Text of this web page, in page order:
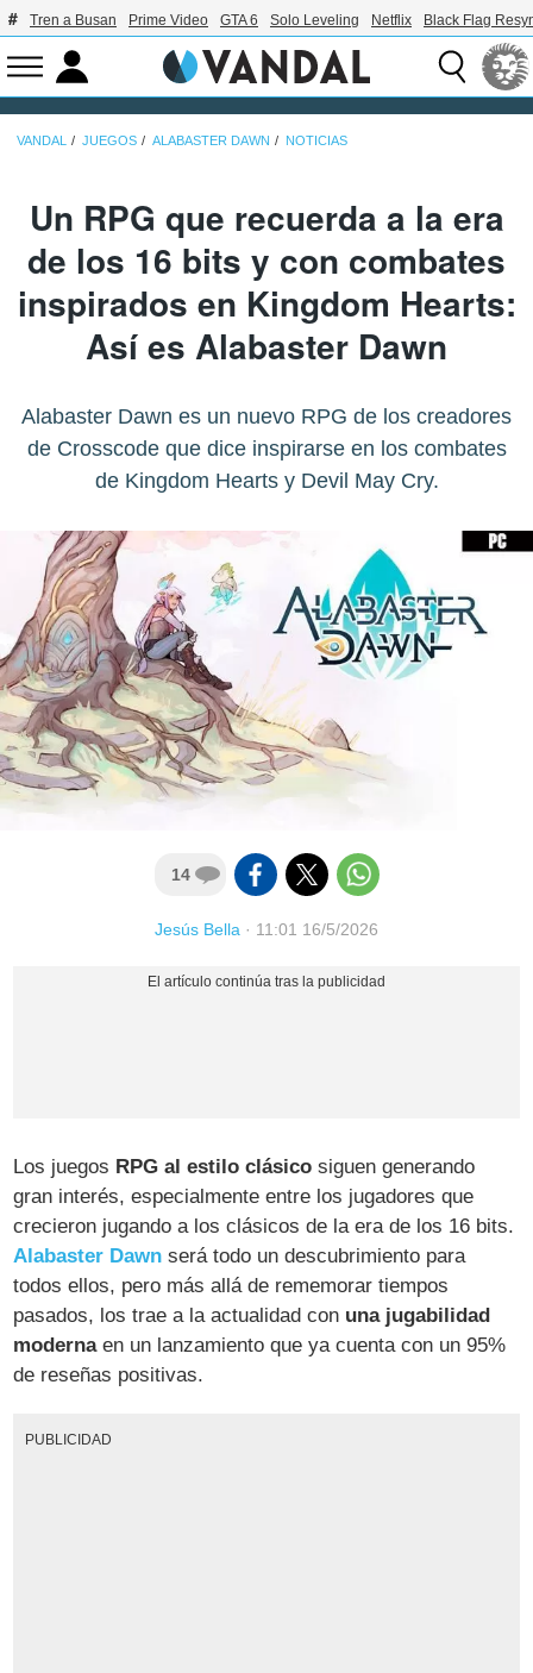
Tren a Busan Prime Video GTA 6 Solo Leveling Netflix Black Flag
VANDAL JUEGOS ALABASTER DAWN NOTICIAS
Un RPG que recuerda a la era
de los 16 bits y con combates
inspirados en Kingdom Hearts:
Así es Alabaster Dawn
Alabaster Dawn es un nuevo RPG de los creadores
de Crosscode que dice inspirarse en los combates
de Kingdom Hearts y Devil May Cry.
14
Jesús Bella · 11:01 16/5/2026
Los juegos RPG al estilo clásico siguen generando
gran interés, especialmente entre los jugadores que
crecieron jugando a los clásicos de la era de los 16 bits.
Alabaster Dawn será todo un descubrimiento para
todos ellos, pero más allá de rememorar tiempos
pasados, los trae a la actualidad con una jugabilidad
modernaen un lanzamiento que ya cuenta con un 95%
de reseñas positivas.
PUBLICIDAD